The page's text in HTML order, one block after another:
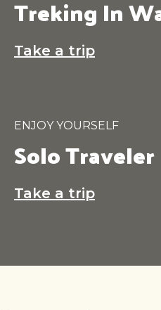
Treking In
Take a trip
ENJOY YOURSELF
Solo Traveler
Take a trip